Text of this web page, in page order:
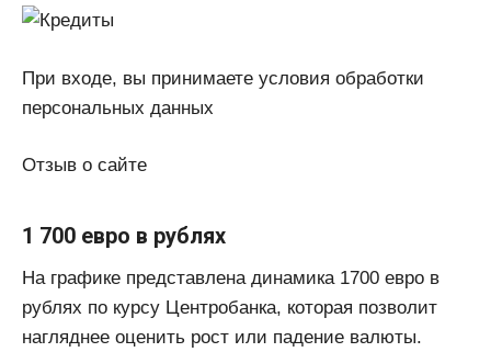
При входе, вы принимаете условия обработки
персональных данных
Отзыв о сайте
1 700 евро в рублях
На графике представлена динамика 1700 евро в
рублях по курсу Центробанка, которая позволит
нагляднее оценить рост или падение валюты.